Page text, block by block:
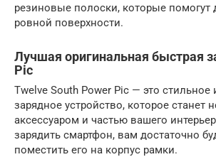
резиновые полоски, которые помогут
ровной поверхности.
Лучшая оригинальная быстрая
Pic
Twelve South Power Pic — это
зарядное устройство, которое
аксессуаром и частью вашего
зарядить смартфон, вам достаточно
поместить его на корпус рамки.